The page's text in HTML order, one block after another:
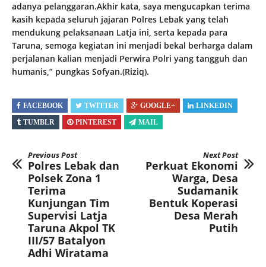
adanya pelanggaran.Akhir kata, saya mengucapkan terima
kasih kepada seluruh jajaran Polres Lebak yang telah
mendukung pelaksanaan Latja ini, serta kepada para
Taruna, semoga kegiatan ini menjadi bekal berharga dalam
perjalanan kalian menjadi Perwira Polri yang tangguh dan
humanis,” pungkas Sofyan.(Riziq).
FACEBOOK TWITTER GOOGLE+
LINKEDIN
TUMBLR
PINTEREST MAIL
Previous Post
Polres Lebak dan
Polsek Zona 1
Terima
Kunjungan Tim
Supervisi Latja
Taruna Akpol TK
III/57 Batalyon
Adhi Wiratama
Next Post
Perkuat Ekonomi
Warga, Desa
Sudamanik
Bentuk Koperasi
Desa Merah
Putih